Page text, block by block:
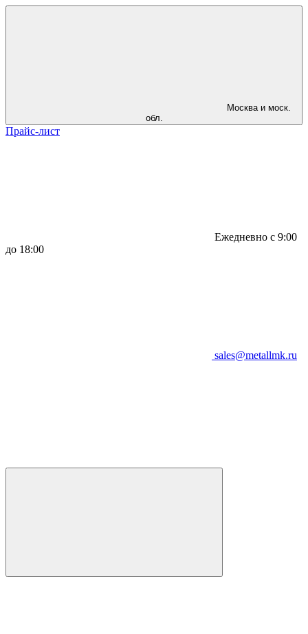
Москва и моск.
обл.
Прайс-лист
Ежедневно с 9:00
до 18:00
sales@metallmk.ru